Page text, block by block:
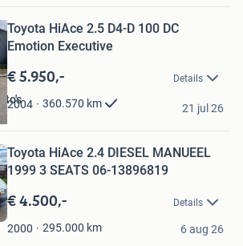
Toyota HiAce 2.5 D4-D 100 DC
Emotion Executive
€ 5.950,- Details
2004 360.570 km 21 jul 26
Toyota HiAce 2.4 DIESEL MANUEEL
1999 3 SEATS 06-13896819
€ 4.500,- Details
2000 295.000 km 6 aug 26